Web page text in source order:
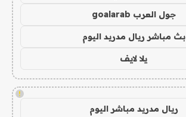
جول العرب goalarab
بث مباشر ريال مدريد اليوم
يلا لايف
!
ريال مدريد مباشر اليوم